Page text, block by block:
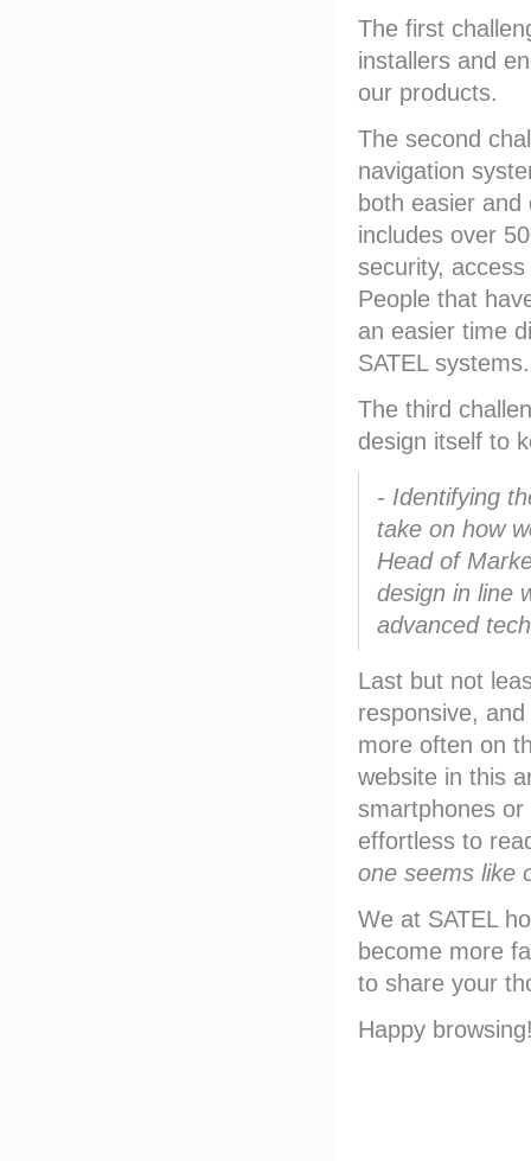
The first
installers and
our products.
The second
navigation
both easier and
includes over
security,
People that
an easier time
SATEL systems.
The third
design itself to
- Identifying
take on how
Head of
design in line
advanced
Last but not
responsive,
more often on
website in this
smartphones
effortless to
one seems like
We at SATEL
become more
to share your
Happy